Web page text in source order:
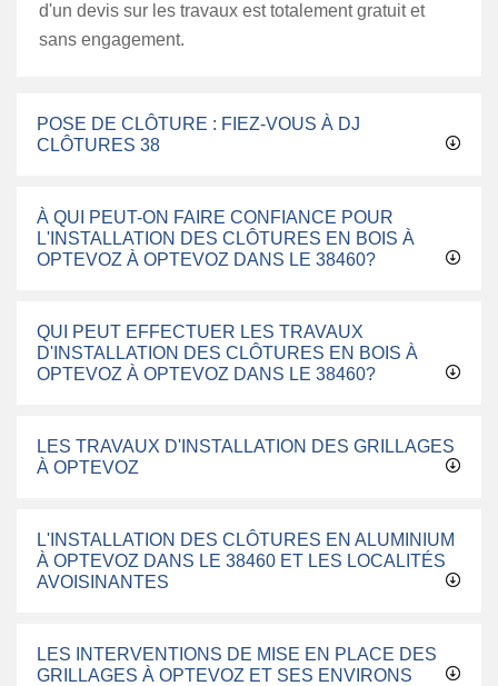
d'un devis sur les travaux est totalement gratuit et
sans engagement.
POSE DE CLÔTURE : FIEZ-VOUS À DJ
CLÔTURES 38
À QUI PEUT-ON FAIRE CONFIANCE POUR
L'INSTALLATION DES CLÔTURES EN BOIS À
OPTEVOZ À OPTEVOZ DANS LE 38460?
QUI PEUT EFFECTUER LES TRAVAUX
D'INSTALLATION DES CLÔTURES EN BOIS À
OPTEVOZ À OPTEVOZ DANS LE 38460?
LES TRAVAUX D'INSTALLATION DES GRILLAGES
À OPTEVOZ
L'INSTALLATION DES CLÔTURES EN ALUMINIUM
À OPTEVOZ DANS LE 38460 ET LES LOCALITÉS
AVOISINANTES
LES INTERVENTIONS DE MISE EN PLACE DES
GRILLAGES À OPTEVOZ ET SES ENVIRONS